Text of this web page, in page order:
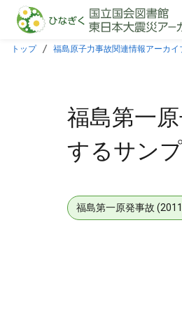
本文に飛ぶ
トップ 福島原子力事故関連情報アーカ
福島第一
するサン
福島第一原発事故